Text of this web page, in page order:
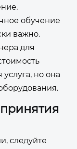
обучение
важно.
для
но она
следуйте